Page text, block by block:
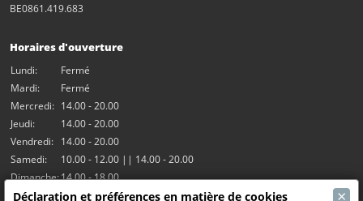
BE0861.419.683
Horaires d'ouverture
Lundi:
Fermé
Mardi:
Fermé
Mercredi: 14.00 - 20.00
Jeudi:
14.00 - 20.00
Vendredi: 14.00 - 20.00
Samedi:
10.00 - 12.00 || 14.00 - 20.00
Dimanche:14.00 - 18.00
Déclaration et préférences en matière de cookies ×